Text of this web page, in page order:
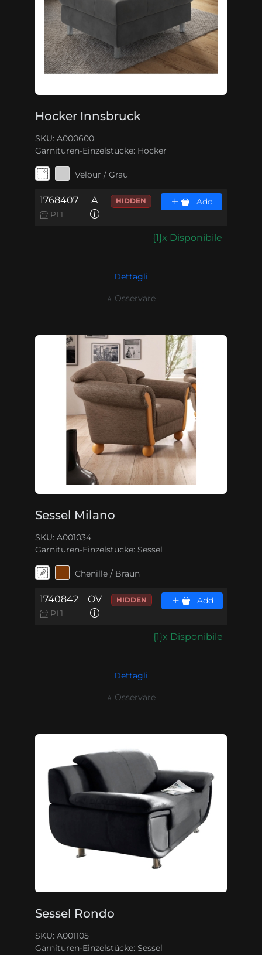
Hocker Innsbruck
SKU: A000600
Garnituren-Einzelstücke: Hocker
Velour / Grau
1768407
PL1
A HIDDEN Add
{1}x Disponibile
Dettagli
⭐ Osservare
Sessel Milano
SKU: A001034
Garnituren-Einzelstücke: Sessel
Chenille / Braun
1740842
PL1
OV HIDDEN Add
{1}x Disponibile
Dettagli
⭐ Osservare
Sessel Rondo
SKU: A001105
Garnituren-Einzelstücke: Sessel